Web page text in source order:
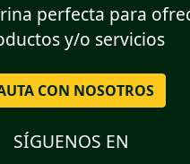
perfecta para
y/o servicios
CON NOSOTROS
SÍGUENOS EN